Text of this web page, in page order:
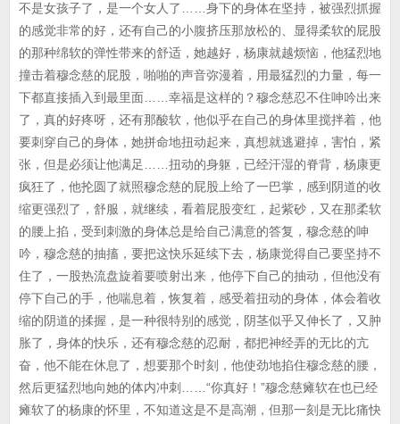
不是女孩子了，是一个女人了……身下的身体在坚持，被强烈抓握
的感觉非常的好，还有自己的小腹挤压那放松的、显得柔软的屁股
的那种绵软的弹性带来的舒适，她越好，杨康就越烦恼，他猛烈地
撞击着穆念慈的屁股，啪啪的声音弥漫着，用最猛烈的力量，每一
下都直接插入到最里面……幸福是这样的？穆念慈忍不住呻吟出来
了，真的好疼呀，还有那酸软，他似乎在自己的身体里搅拌着，他
要刺穿自己的身体，她拼命地扭动起来，真想就逃避掉，害怕，紧
张，但是必须让他满足……扭动的身躯，已经汗湿的脊背，杨康更
疯狂了，他抡圆了就照穆念慈的屁股上给了一巴掌，感到阴道的收
缩更强烈了，舒服，就继续，看着屁股变红，起紫砂，又在那柔软
的腰上掐，受到刺激的身体总是给自己满意的答复，穆念慈的呻
吟，穆念慈的抽搐，要把这快乐延续下去，杨康觉得自己要坚持不
住了，一股热流盘旋着要喷射出来，他停下自己的抽动，但他没有
停下自己的手，他喘息着，恢复着，感受着扭动的身体，体会着收
缩的阴道的揉握，是一种很特别的感觉，阴茎似乎又伸长了，又肿
胀了，身体的快乐，还有穆念慈的忍耐，都把神经弄的无比的亢
奋，他不能在休息了，想要那个时刻，他使劲地掐住穆念慈的腰，
然后更猛烈地向她的体内冲刺……“你真好！”穆念慈瘫软在也已经
瘫软了的杨康的怀里，不知道这是不是高潮，但那一刻是无比痛快